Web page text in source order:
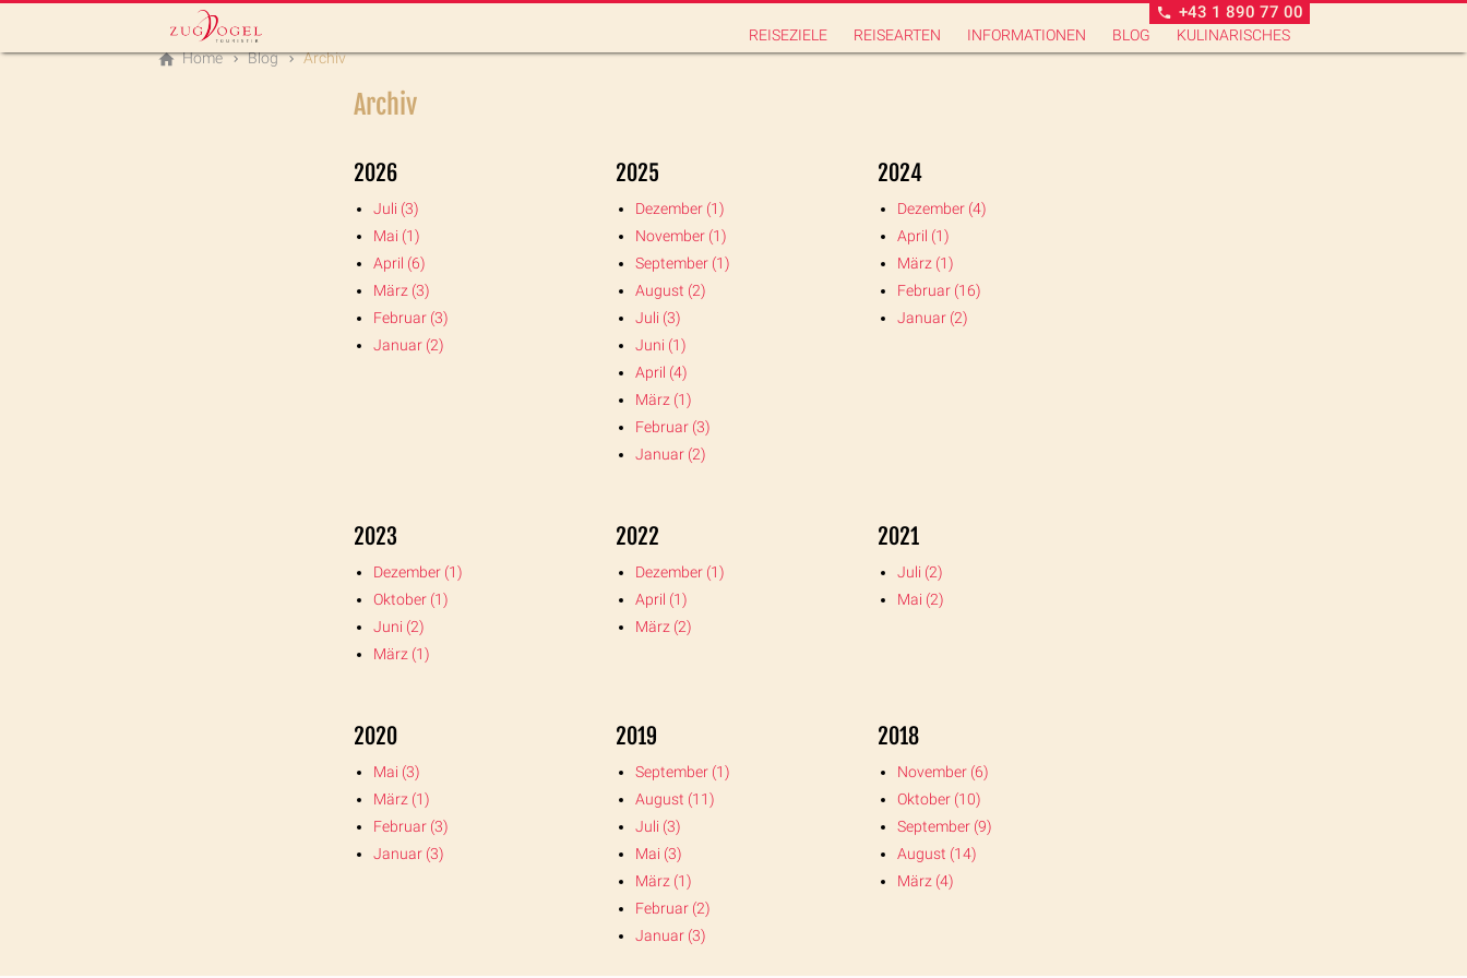
REISEZIELE REISEARTEN INFORMATIONEN BLOG KULINARISCHES
+43 1 890 77 00
Home Blog Archiv
Archiv
2026
Juli (3)
Mai (1)
April (6)
März (3)
Februar (3)
Januar (2)
2025
Dezember (1)
November (1)
September (1)
August (2)
Juli (3)
Juni (1)
April (4)
März (1)
Februar (3)
Januar (2)
2024
Dezember (4)
April (1)
März (1)
Februar (16)
Januar (2)
2023
Dezember (1)
Oktober (1)
Juni (2)
März (1)
2022
Dezember (1)
April (1)
März (2)
2021
Juli (2)
Mai (2)
2020
Mai (3)
März (1)
Februar (3)
Januar (3)
2019
September (1)
August (11)
Juli (3)
Mai (3)
März (1)
Februar (2)
Januar (3)
2018
November (6)
Oktober (10)
September (9)
August (14)
März (4)